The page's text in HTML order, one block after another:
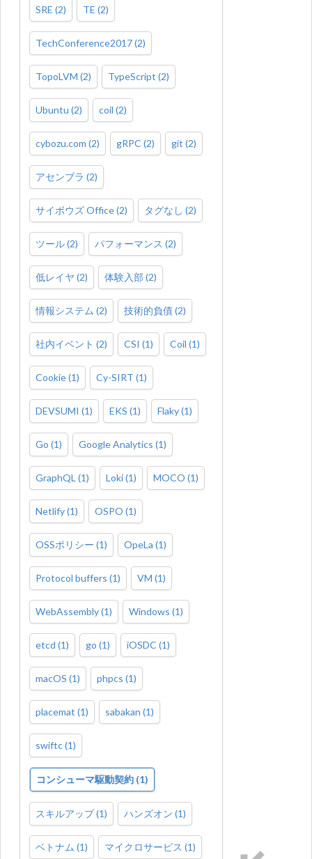
SRE (2) TE (2)
TechConference2017(2)
TopoLVM (2) TypeScript (2)
Ubuntu (2) coil (2)
cybozu.com (2) gRPC (2) git (2)
アセンブラ (2)
サイボウズ Office(2) タグなし (2)
ツール(2) パフォーマンス (2)
低レイヤ (2) 体験入部 (2)
情報システム (2) 技術的負債(2)
社内イベント (2) CSI (1) Coil (1)
Cookie(1) Cy-SIRT (1)
DEVSUMI (1) EKS (1) Flaky(1)
Go (1) Google Analytics (1)
GraphQL (1) Loki(1) MOCO (1)
Netlify(1) OSPO (1)
OSSポリシー (1) OpeLa (1)
Protocol buffers (1) VM (1)
WebAssembly(1) Windows (1)
etcd (1) go (1) iOSDC (1)
macOS (1) phpcs (1)
placemat (1) sabakan (1)
swiftc(1)
コンシューマ駆動契約 (1)
スキルアップ(1) ハンズオン (1)
ベトナム (1) マイクロサービス (1)